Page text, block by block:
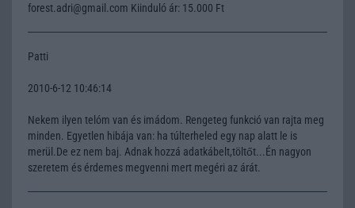
forest.adri@gmail.com Kiinduló ár: 15.000 Ft
Patti
2010-6-12 10:46:14
Nekem ilyen telóm van és imádom. Rengeteg funkció van rajta meg
minden. Egyetlen hibája van: ha túlterheled egy nap alatt le is
merül.De ez nem baj. Adnak hozzá adatkábelt,töltőt...Én nagyon
szeretem és érdemes megvenni mert megéri az árát.